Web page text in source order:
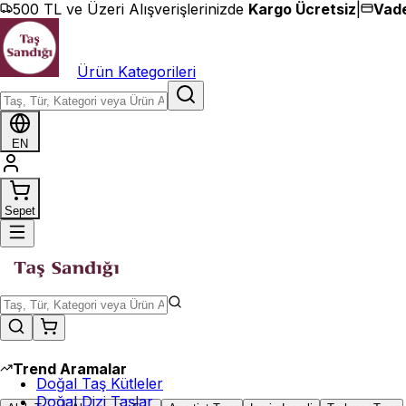
İçeriğe geç
500 TL ve Üzeri Alışverişlerinizde Kargo Ücretsiz
Ürün Kategorileri
EN
Sepet
Trend Aramalar
Doğal Taş Kütleler
Doğal Dizi Taşlar